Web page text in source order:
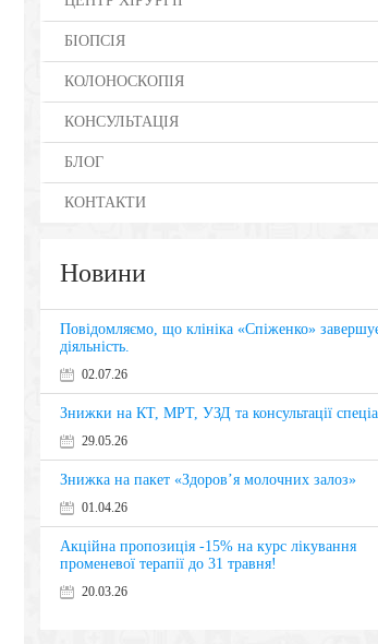
БІОПСІЯ
КОЛОНОСКОПІЯ
КОНСУЛЬТАЦІЯ
БЛОГ
КОНТАКТИ
Новини
Повідомляємо, що клініка «Спіженко»
діяльність.
02.07.26
Знижки на КТ, МРТ, УЗД та консультації
29.05.26
Знижка на пакет «Здоров’я молочних залоз»
01.04.26
Акційна пропозиція -15% на курс лікування
променевої терапії до 31 травня!
20.03.26